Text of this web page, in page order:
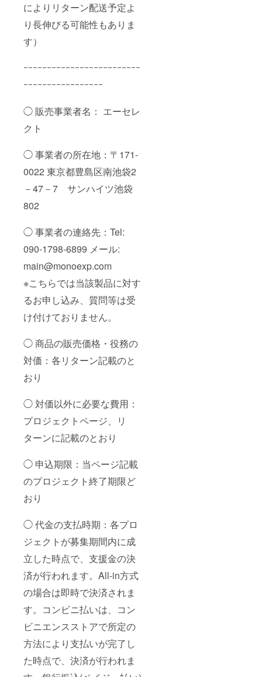
によりリターン配送予定よ
り長伸びる可能性もありま
す）
ｰｰｰｰｰｰｰｰｰｰｰｰｰｰｰｰｰｰｰｰｰｰｰｰｰ
ｰｰｰｰｰｰｰｰｰｰｰｰｰｰｰｰｰ
◯ 販売事業者名： エーセレ
クト
◯ 事業者の所在地：〒171-
0022 東京都豊島区南池袋2
－47－7 サンハイツ池袋
802
◯ 事業者の連絡先：Tel:
090-1798-6899 メール:
main@monoexp.com
※こちらでは当該製品に対す
るお申し込み、質問等は受
け付けておりません。
◯ 商品の販売価格・役務の
対価：各リターン記載のと
おり
◯ 対価以外に必要な費用：
プロジェクトページ、リ
ターンに記載のとおり
◯ 申込期限：当ページ記載
のプロジェクト終了期限ど
おり
◯ 代金の支払時期：各プロ
ジェクトが募集期間内に成
立した時点で、支援金の決
済が行われます。All-in方式
の場合は即時で決済されま
す。コンビニ払いは、コン
ビニエンスストアで所定の
方法により支払いが完了し
た時点で、決済が行われま